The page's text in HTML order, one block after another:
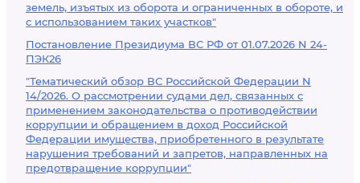
земель, изъятых из оборота и ограниченных в обороте, и
с использованием таких участков"
Постановление Президиума ВС РФ от 01.07.2026 N 24-
ПЭК26
"Тематический обзор ВС Российской Федерации N
14/2026. О рассмотрении судами дел, связанных с
применением законодательства о противодействии
коррупции и обращением в доход Российской
Федерации имущества, приобретенного в результате
нарушения требований и запретов, направленных на
предотвращение коррупции"